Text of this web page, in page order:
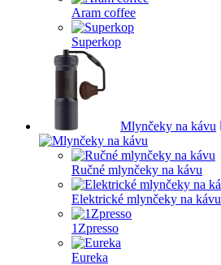
Aram coffee
Superkop
Mlynčeky na kávu
Ručné mlynčeky na kávu
Elektrické mlynčeky na kávu
1Zpresso
Eureka